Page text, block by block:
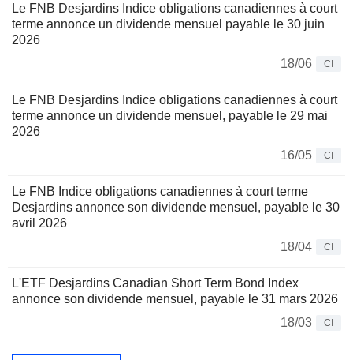
Le FNB Desjardins Indice obligations canadiennes à court
terme annonce un dividende mensuel payable le 30 juin
2026
18/06
CI
Le FNB Desjardins Indice obligations canadiennes à court
terme annonce un dividende mensuel, payable le 29 mai
2026
16/05
CI
Le FNB Indice obligations canadiennes à court terme
Desjardins annonce son dividende mensuel, payable le 30
avril 2026
18/04
CI
L'ETF Desjardins Canadian Short Term Bond Index
annonce son dividende mensuel, payable le 31 mars 2026
18/03
CI